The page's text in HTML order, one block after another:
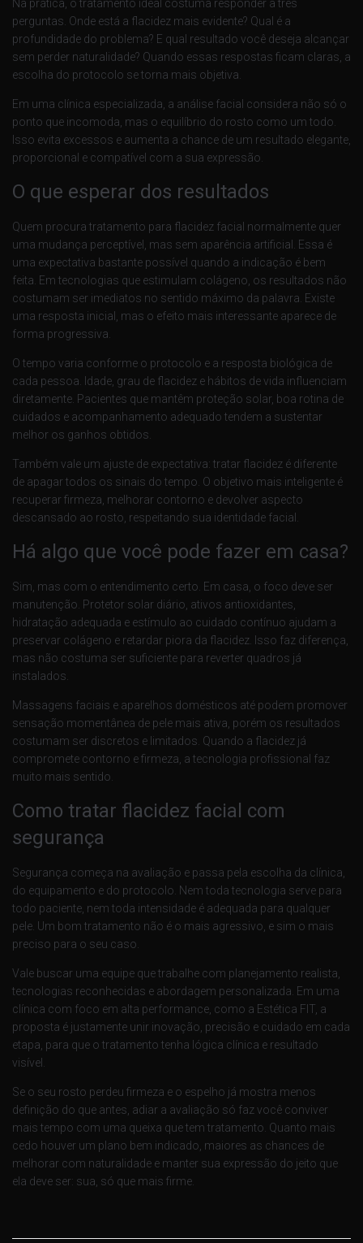
Na prática, o tratamento ideal costuma responder a três
perguntas. Onde está a flacidez mais evidente? Qual é a
profundidade do problema? E qual resultado você deseja alcançar
sem perder naturalidade? Quando essas respostas ficam claras, a
escolha do protocolo se torna mais objetiva.
Em uma clínica especializada, a análise facial considera não só o
ponto que incomoda, mas o equilíbrio do rosto como um todo.
Isso evita excessos e aumenta a chance de um resultado elegante,
proporcional e compatível com a sua expressão.
O que esperar dos resultados
Quem procura tratamento para flacidez facial normalmente quer
uma mudança perceptível, mas sem aparência artificial. Essa é
uma expectativa bastante possível quando a indicação é bem
feita. Em tecnologias que estimulam colágeno, os resultados não
costumam ser imediatos no sentido máximo da palavra. Existe
uma resposta inicial, mas o efeito mais interessante aparece de
forma progressiva.
O tempo varia conforme o protocolo e a resposta biológica de
cada pessoa. Idade, grau de flacidez e hábitos de vida influenciam
diretamente. Pacientes que mantêm proteção solar, boa rotina de
cuidados e acompanhamento adequado tendem a sustentar
melhor os ganhos obtidos.
Também vale um ajuste de expectativa: tratar flacidez é diferente
de apagar todos os sinais do tempo. O objetivo mais inteligente é
recuperar firmeza, melhorar contorno e devolver aspecto
descansado ao rosto, respeitando sua identidade facial.
Há algo que você pode fazer em casa?
Sim, mas com o entendimento certo. Em casa, o foco deve ser
manutenção. Protetor solar diário, ativos antioxidantes,
hidratação adequada e estímulo ao cuidado contínuo ajudam a
preservar colágeno e retardar piora da flacidez. Isso faz diferença,
mas não costuma ser suficiente para reverter quadros já
instalados.
Massagens faciais e aparelhos domésticos até podem promover
sensação momentânea de pele mais ativa, porém os resultados
costumam ser discretos e limitados. Quando a flacidez já
compromete contorno e firmeza, a tecnologia profissional faz
muito mais sentido.
Como tratar flacidez facial com
segurança
Segurança começa na avaliação e passa pela escolha da clínica,
do equipamento e do protocolo. Nem toda tecnologia serve para
todo paciente, nem toda intensidade é adequada para qualquer
pele. Um bom tratamento não é o mais agressivo, e sim o mais
preciso para o seu caso.
Vale buscar uma equipe que trabalhe com planejamento realista,
tecnologias reconhecidas e abordagem personalizada. Em uma
clínica com foco em alta performance, como a Estética FIT, a
proposta é justamente unir inovação, precisão e cuidado em cada
etapa, para que o tratamento tenha lógica clínica e resultado
visível.
Se o seu rosto perdeu firmeza e o espelho já mostra menos
definição do que antes, adiar a avaliação só faz você conviver
mais tempo com uma queixa que tem tratamento. Quanto mais
cedo houver um plano bem indicado, maiores as chances de
melhorar com naturalidade e manter sua expressão do jeito que
ela deve ser: sua, só que mais firme.